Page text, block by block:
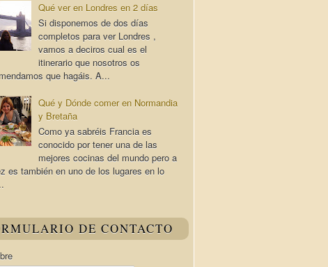
Qué ver en Londres en 2 días
Si disponemos de dos días
completos para ver Londres ,
vamos a deciros cual es el
itinerario que nosotros os
que hagáis. A...
Qué y Dónde comer en Normandia
y Bretaña
Como ya sabréis Francia es
conocido por tener una de las
mejores cocinas del mundo pero a
es también en uno de los lugares en lo
DE CONTACTO